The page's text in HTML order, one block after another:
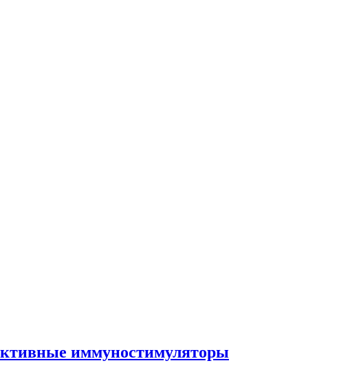
иммуностимуляторы